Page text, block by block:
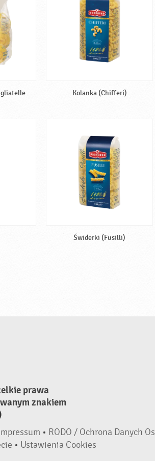
Kolanka (Chifferi)
Świderki (Fusilli)
prawa
znakiem
Impressum • RODO / Ochrona Danych
• Ustawienia Cookies